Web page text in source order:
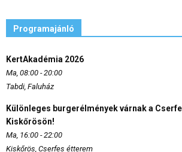
Programajánló
KertAkadémia 2026
Ma, 08:00 - 20:00
Tabdi, Faluház
Különleges burgerélmények várnak a
Kiskőrösön!
Ma, 16:00 - 22:00
Kiskőrös, Cserfes étterem